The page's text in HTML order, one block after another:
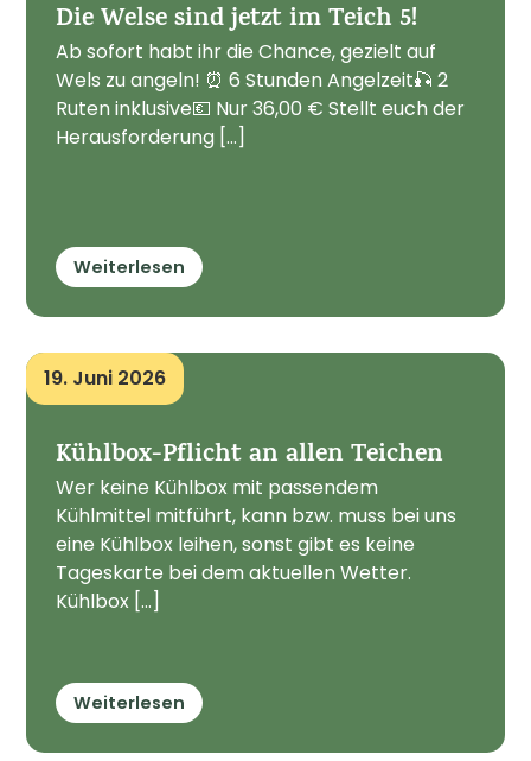
Die Welse sind jetzt im Teich 5!
Ab sofort habt ihr die Chance, gezielt auf
Wels zu angeln! ⏰ 6 Stunden Angelzeit🎣 2
Ruten inklusive💶 Nur 36,00 € Stellt euch der
Herausforderung [...]
Weiterlesen
19. Juni 2026
Kühlbox-Pflicht an allen Teichen
Wer keine Kühlbox mit passendem
Kühlmittel mitführt, kann bzw. muss bei uns
eine Kühlbox leihen, sonst gibt es keine
Tageskarte bei dem aktuellen Wetter.
Kühlbox [...]
Weiterlesen